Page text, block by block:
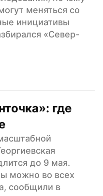
меняться со
инициативы
«Север-
где
до 9 мая.
можно во всех
сообщили в